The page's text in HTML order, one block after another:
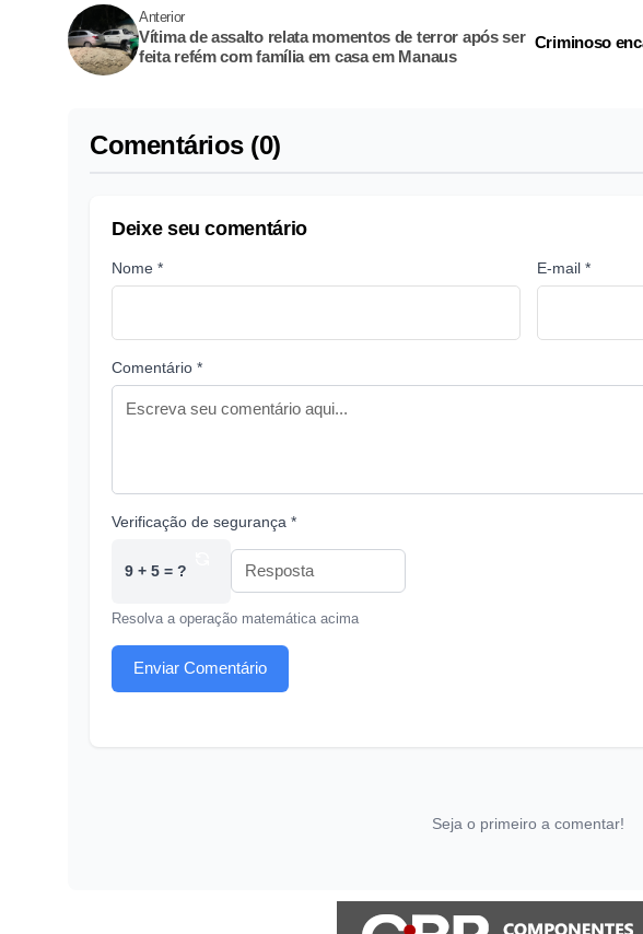
Anterior
Vítima de assalto relata momentos de terror após ser
feita refém com família em casa em Manaus
Criminoso
Comentários (0)
Deixe seu comentário
Nome * E-mail *
Comentário *
Verificação de segurança *
9 + 5 = ?
Resolva a operação matemática acima
Enviar Comentário
Seja o primeiro a comentar!